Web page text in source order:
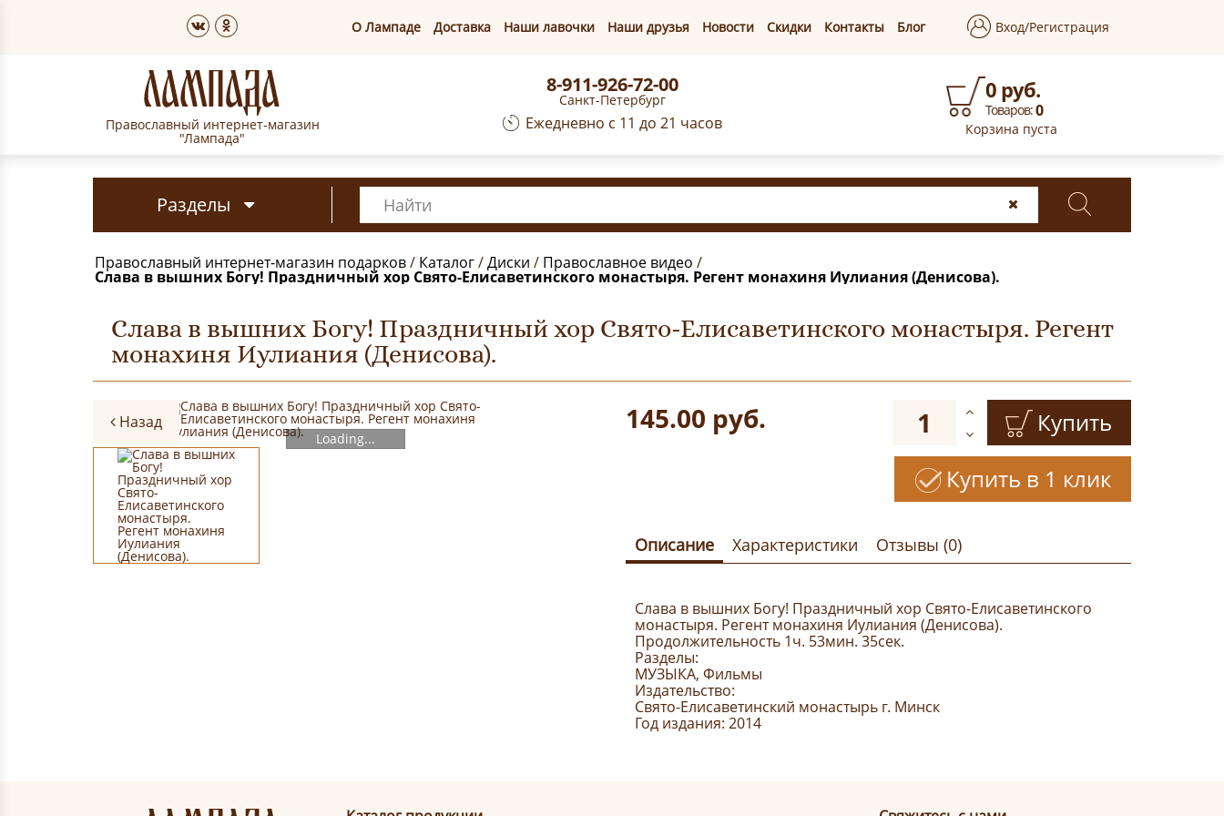
О Лампаде Доставка Наши лавочки Наши друзья Новости Скидки Контакты Блог Вход/Регистрация
Православный интернет-магазин
"Лампада"
8-911-926-72-00
Санкт-Петербург
Ежедневно с 11 до 21 часов
0 руб.
Товаров:0
Корзина пуста
Разделы
Православный интернет-магазин подарков/ Каталог/Диски / Православное видео /
Слава в вышних Богу! Праздничный хор Свято-Елисаветинского монастыря. Регент монахиня Иулиания (Денисова).
Слава в вышних Богу! Праздничный хор Свято-Елисаветинского монастыря. Регент
монахиня Иулиания (Денисова).
Loading...
Назад 145.00 руб.
Купить
Купить в 1 клик
Описание Характеристики Отзывы (0)
Слава в вышних Богу! Праздничный хор Свято-Елисаветинского
монастыря. Регент монахиня Иулиания (Денисова).
Продолжительность 1ч. 53мин. 35сек.
Разделы:
МУЗЫКА, Фильмы
Издательство:
Свято-Елисаветинский монастырь г. Минск
Год издания: 2014